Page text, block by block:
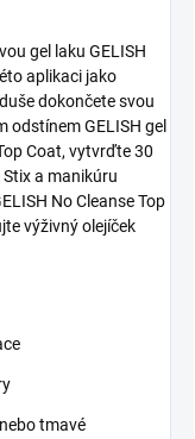
gel laku GELISH
aplikaci jako
dokončete svou
odstínem GELISH gel
Coat, vytvrďte 30
Stix a manikúru
No Cleanse Top
výživný olejíček
tmavé